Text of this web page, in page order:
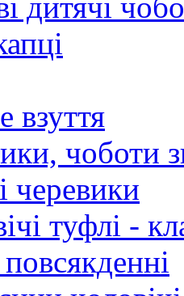
взуття
чоботи
черевики
туфлі -